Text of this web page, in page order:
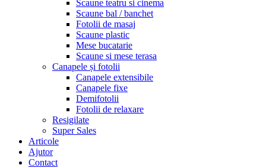
Scaune teatru si cinema
Scaune bal / banchet
Fotolii de masaj
Scaune plastic
Mese bucatarie
Scaune si mese terasa
Canapele și fotolii
Canapele extensibile
Canapele fixe
Demifotolii
Fotolii de relaxare
Resigilate
Super Sales
Articole
Ajutor
Contact